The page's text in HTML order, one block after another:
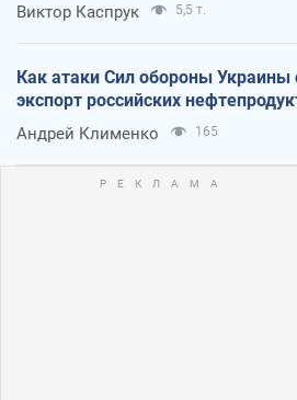
Виктор Каспрук 5,5 т.
Как атаки Сил обороны Украины
экспорт российских
Андрей Клименко 165